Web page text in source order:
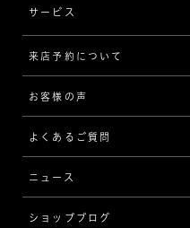
イエローゴールド
コンビネーション
[フォルムから選ぶ]
ストレート
ウェーブ
V字
リング
ネックレス/ペンダント
ピアス/イヤリング
ブレスレット
品質
歴史
企業の取り組み
サービス
サービスについて
アフターサービス
MESSAGE IN DIAMOND
品質保証
ブライダルアイテム
来店予約について
お客様の声
よくあるご質問
ニュース
ショップブログ